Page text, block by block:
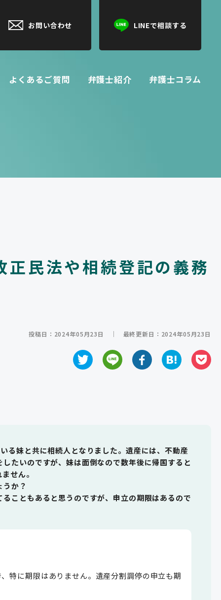
お問い合わせ LINEで相談する
よくあるご質問 弁護士紹介 弁護士コラム
民法や相続登記の義務
投稿日：2024年05月23日 ｜ 最終更新日：2024年05月23日
る妹と共に相続人となりました。遺産には、不動産
たいのですが、妹は面倒なので数年後に帰国すると
せん。
か？
こともあると思うのですが、申立の期限はあるので
特に期限はありません。遺産分割調停の申立も期